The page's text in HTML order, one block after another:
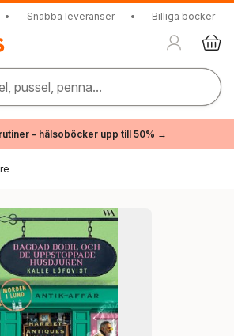
• Snabba leveranser • Billiga böcker
pussel, penna...
– hälsoböcker upp till 50% →